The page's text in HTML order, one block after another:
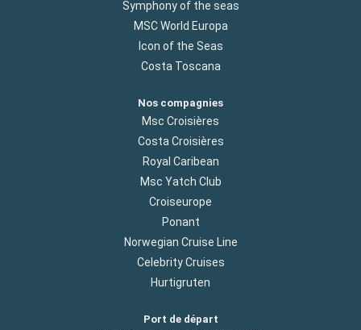
Symphony of the seas
MSC World Europa
Icon of the Seas
Costa Toscana
Nos compagnies
Msc Croisières
Costa Croisières
Royal Caribean
Msc Yatch Club
Croiseurope
Ponant
Norwegian Cruise Line
Celebrity Cruises
Hurtigruten
Port de départ